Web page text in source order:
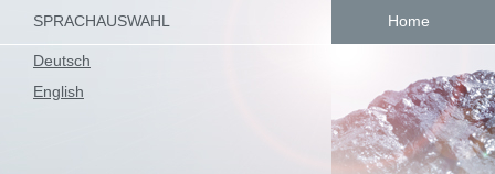
SPRACHAUSWAHL
Deutsch
English
Home